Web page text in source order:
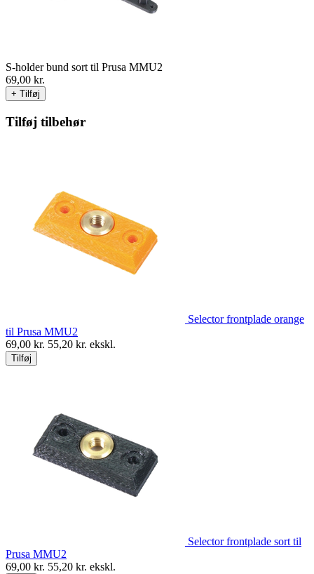
S-holder bund sort til Prusa MMU2
69,00 kr.
+ Tilføj
Tilføj tilbehør
Selector frontplade orange
til Prusa MMU2
69,00 kr. 55,20 kr. ekskl.
Tilføj
Selector frontplade sort til
Prusa MMU2
69,00 kr. 55,20 kr. ekskl.